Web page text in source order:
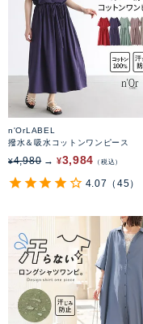
n'OrLABEL
撥水＆吸水コットンワンピース
¥4,980 ¥3,984 税込
4.07 （45）